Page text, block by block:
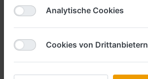
Filtern Sortieren
HERPA
Analytische Cookies
Cookies von Drittanbietern